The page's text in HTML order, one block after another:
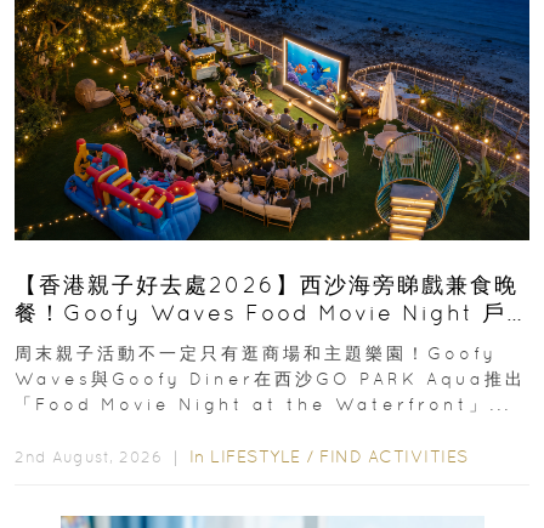
【香港親子好去處2026】西沙海旁睇戲兼食晚
餐！Goofy Waves Food Movie Night 戶
外影院逢週末登場
周末親子活動不一定只有逛商場和主題樂園！Goofy
Waves與Goofy Diner在西沙GO PARK Aqua推出
「Food Movie Night at the Waterfront」...
2nd August, 2026 ｜ In LIFESTYLE / FIND ACTIVITIES